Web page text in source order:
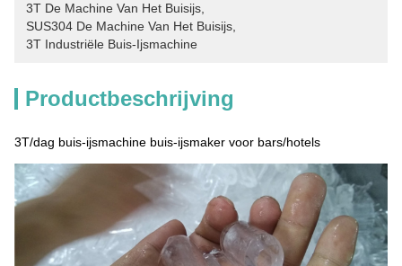
3T De Machine Van Het Buisijs
SUS304 De Machine Van Het Buisijs
3T Industriële Buis-Ijsmachine
Productbeschrijving
3T/dag buis-ijsmachine buis-ijsmaker voor bars/hotels